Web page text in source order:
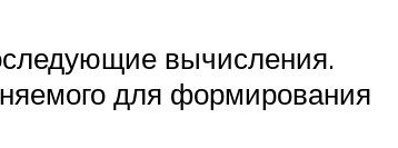
вычисления.
для формирования